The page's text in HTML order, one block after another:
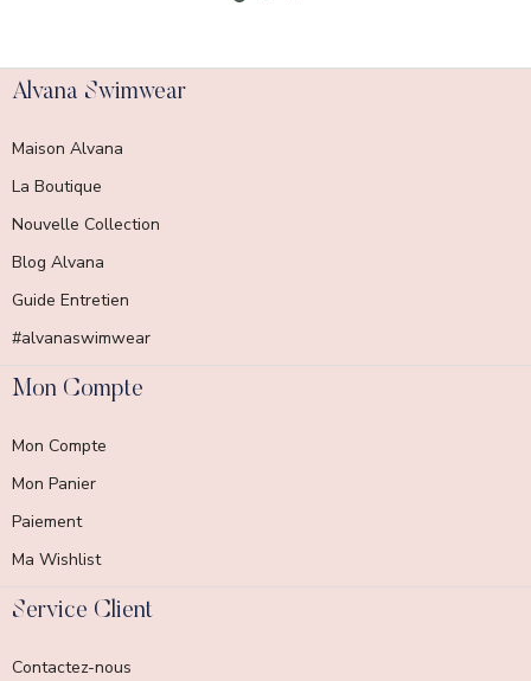
Alvana Swimwear
Maison Alvana
La Boutique
Nouvelle Collection
Blog Alvana
Guide Entretien
#alvanaswimwear
Mon Compte
Mon Compte
Mon Panier
Paiement
Ma Wishlist
Service Client
Contactez-nous